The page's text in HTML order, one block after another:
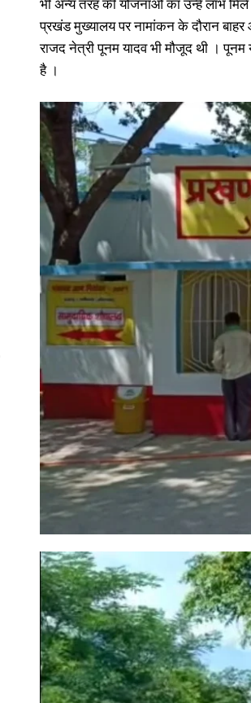
I've read and accept the
भी अन्य तरह की योजनाओं का उन्हें लाभ
प्रखंड मुख्यालय पर नामांकन के दौरान
राजद नेत्री पूनम यादव भी मौजूद थी । पूनम
है ।